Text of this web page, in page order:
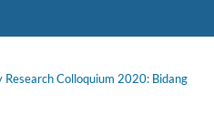
Colloquium 2020: Bidang